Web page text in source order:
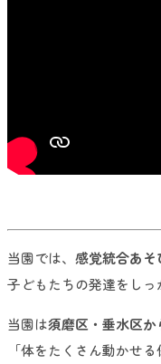
当園では、 感覚統合あ
子どもたちの発達をしっ
当園は須磨区・垂水区
「体をたくさん動かせ